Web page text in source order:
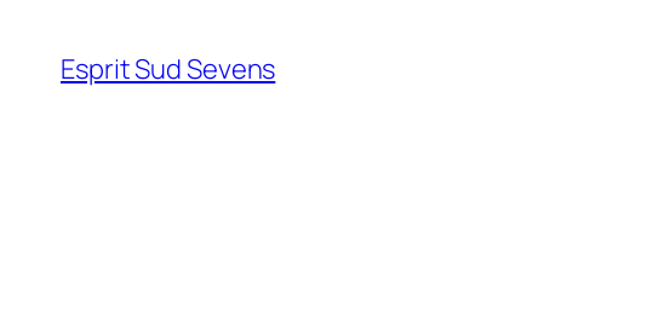
Esprit Sud Sevens